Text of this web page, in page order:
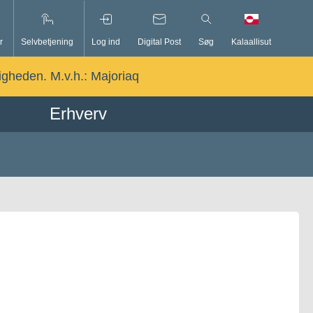
Selvbetjening Log ind Digital Post Søg Kalaallisut
M.v.h.: Majoriaq
Erhverv